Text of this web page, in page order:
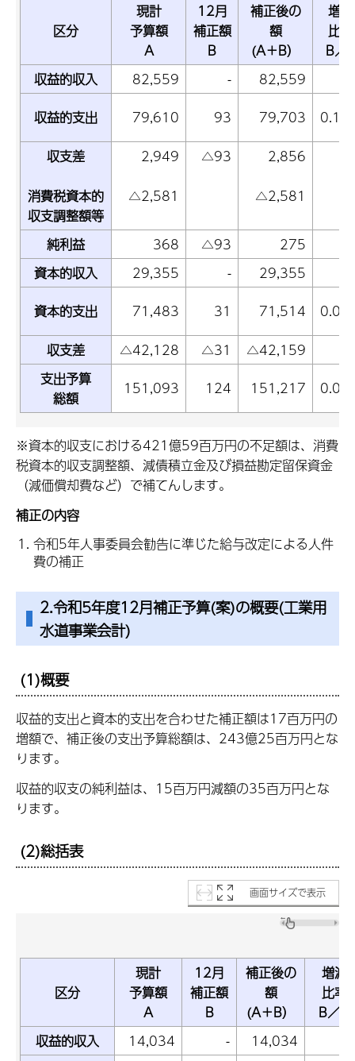
区分
現計
予算額
A
12月
補正額
B
補正後の
額
(A＋B）
増減
比率
B／
収益的収入
82,559 -
82,559
収益的支出
79,610 93 79,703
0.12
収支差
消費税資本的
収支調整額等
2,949
△2,581
△93
2,856
△2,581
純利益 368 △93
275
資本的収入
29,355 -
29,355
資本的支出
71,483 31 71,514
0.04
収支差
△42,128 △31
△42,159
支出予算
総額
151,093 124 151,217 0.08
※資本的収支における421億59百万円の不足額は、消費
税資本的収支調整額、減債積立金及び損益勘定留保資金
（減価償却費など）で補てんします。
補正の内容
令和5年人事委員会勧告に準じた給与改定による人件
費の補正
2.令和5年度12月補正予算(案)の概要(工業用
水道事業会計)
(1)概要
収益的支出と資本的支出を合わせた補正額は17百万円の
増額で、補正後の支出予算総額は、243億25百万円とな
ります。
収益的収支の純利益は、15百万円減額の35百万円とな
ります。
(2)総括表
画面サイズで表示
区分
現計
予算額
A
12月
補正額
B
補正後の
額
(A＋B）
増減
比率
B／A
収益的収入
14,034 - 14,034